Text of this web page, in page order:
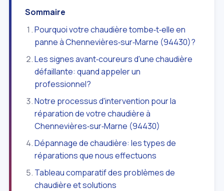
Sommaire
Pourquoi votre chaudière tombe‑t‑elle en
panne à Chennevières‑sur‑Marne (94430)?
Les signes avant‑coureurs d'une chaudière
défaillante: quand appeler un
professionnel?
Notre processus d'intervention pour la
réparation de votre chaudière à
Chennevières‑sur‑Marne (94430)
Dépannage de chaudière: les types de
réparations que nous effectuons
Tableau comparatif des problèmes de
chaudière et solutions